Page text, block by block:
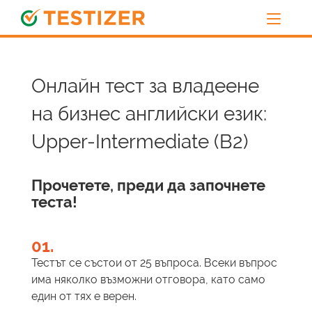
Онлайн тест за владеене
на бизнес английски език:
Upper-Intermediate (B2)
Прочетете, преди да започнете
теста!
01.
Тестът се състои от 25 въпроса. Всеки въпрос
има няколко възможни отговора, като само
един от тях е верен.